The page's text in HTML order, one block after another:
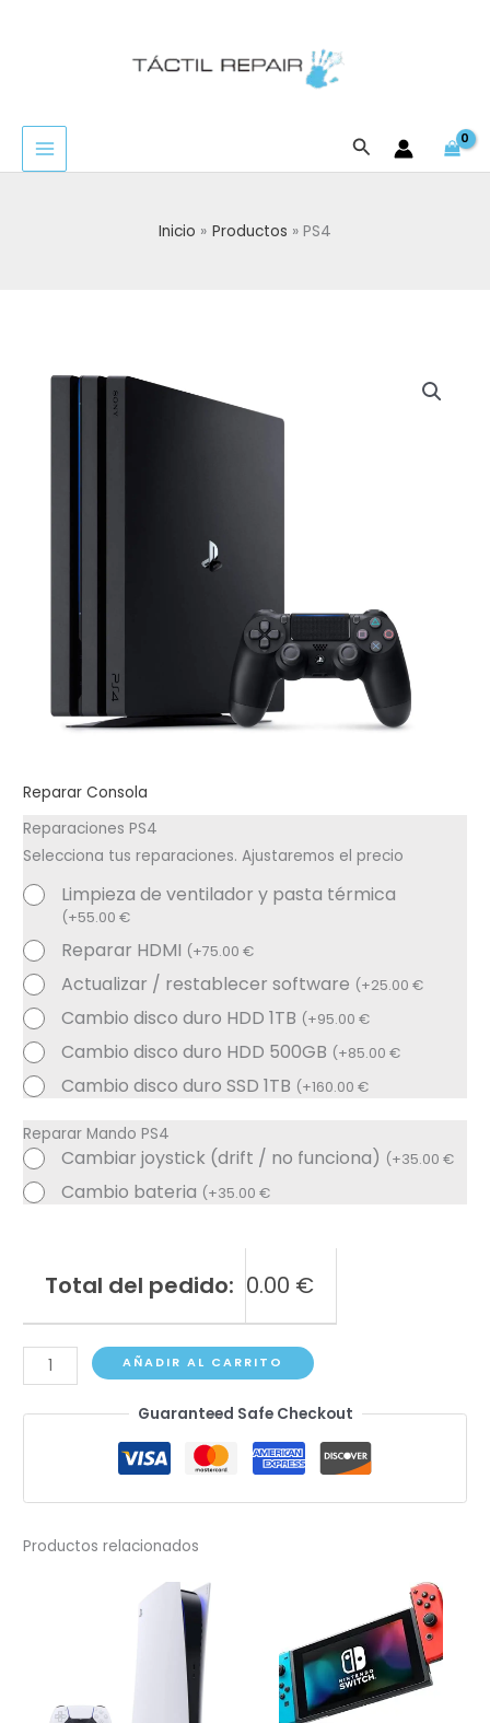
Buscar
Inicio Productos PS4
Reparar Consola
Reparaciones PS4
Selecciona tus reparaciones. Ajustaremos el precio
Limpieza de ventilador y pasta térmica
(+55.00€
Reparar HDMI (+75.00€
Actualizar / restablecer software (+25.00€
Cambio disco duro HDD 1TB (+95.00€
Cambio disco duro HDD 500GB (+85.00€
Cambio disco duro SSD 1TB (+160.00€
Reparar Mando PS4
Cambiar joystick (drift / no funciona) (+35.00€
Cambio bateria (+35.00€
Total del pedido: 0.00 €
PS4
cantidad
AÑADIR AL CARRITO
Guaranteed Safe Checkout
Productos relacionados